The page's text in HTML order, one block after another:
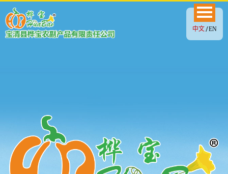
中文 EN